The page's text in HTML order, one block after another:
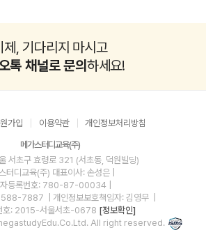
제, 기다리지 마시고
톡 채널로 문의하세요!
가입 이용약관 개인정보처리방침
메가스터디교육(주)
서초구 효령로 321 (서초동, 덕원빌딩)
터디교육(주) 대표이사: 손성은 |
자등록번호: 780-87-00034
1588-7887
| 개인정보보호책임자: 김영무
호: 2015-서울서초-0678 [정보확인]
All right reserved.